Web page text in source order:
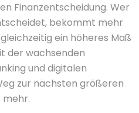
Finanzentscheidung. Wer
bekommt mehr
ein höheres Maß
der wachsenden
und digitalen
zur nächsten größeren
mehr.